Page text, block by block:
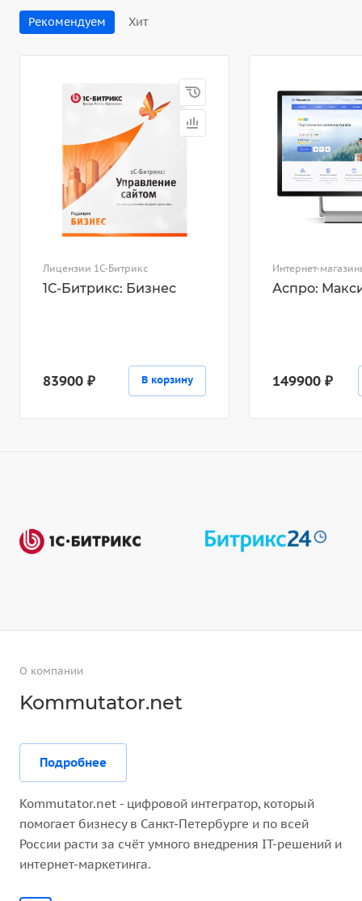
Рекомендуем Хит
Лицензии 1С-Битрикс
1С-Битрикс: Бизнес
83900 ₽ В корзину
Интернет-
Аспро:
149900 ₽
О компании
Kommutator.net
Подробнее
Kommutator.net - цифровой интегратор, который
помогает бизнесу в Санкт-Петербурге и по всей
России расти за счёт умного внедрения IT-решений и
интернет-маркетинга.